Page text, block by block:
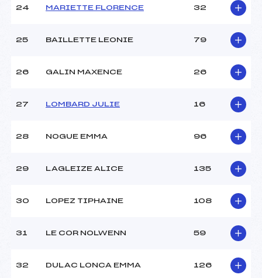
24 MARIETTE FLORENCE 32
25 BAILLETTE LEONIE 79
26 GALIN MAXENCE 26
27 LOMBARD JULIE 16
28 NOGUE EMMA 96
29 LAGLEIZE ALICE 135
30 LOPEZ TIPHAINE 108
31 LE COR NOLWENN 59
32 DULAC LONCA EMMA 126